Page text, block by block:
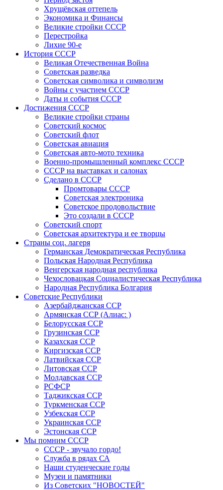
Хрущёвская оттепель
Экономика и Финансы
Великие стройки СССР
Перестройка
Лихие 90-е
История СССР
Великая Отечественная Война
Советская разведка
Советская символика и символизм
Войны с участием СССР
Даты и события СССР
Достижения СССР
Великие стройки страны
Советский космос
Советский флот
Советская авиация
Советская авто-мото техника
Военно-промышленный комплекс СССР
СССР на выставках и салонах
Сделано в СССР
Промтовары СССР
Советская электроника
Советское продовольствие
Это создали в СССР
Советский спорт
Советская архитектура и ее творцы
Страны соц. лагеря
Германская Демократическая Республика
Польская Народная Республика
Венгерская народная республика
Чехословацкая Социалистическая Республика
Народная Республика Болгария
Советские Республики
Азербайджанская ССР
Армянская ССР (Алиас: )
Белорусская ССР
Грузинская ССР
Казахская ССР
Киргизская ССР
Латвийская ССР
Литовская ССР
Молдавская ССР
РСФСР
Таджикская ССР
Туркменская ССР
Узбекская ССР
Украинская ССР
Эстонская ССР
Мы помним СССР
СССР - звучало гордо!
Служба в рядах СА
Наши студенческие годы
Музеи и памятники
Из Советских "НОВОСТЕЙ"